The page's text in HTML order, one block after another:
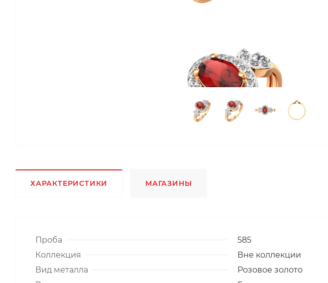
ХАРАКТЕРИСТИКИ МАГАЗИНЫ
Проба
585
Коллекция
Вне коллекции
Вид металла
Розовое золото